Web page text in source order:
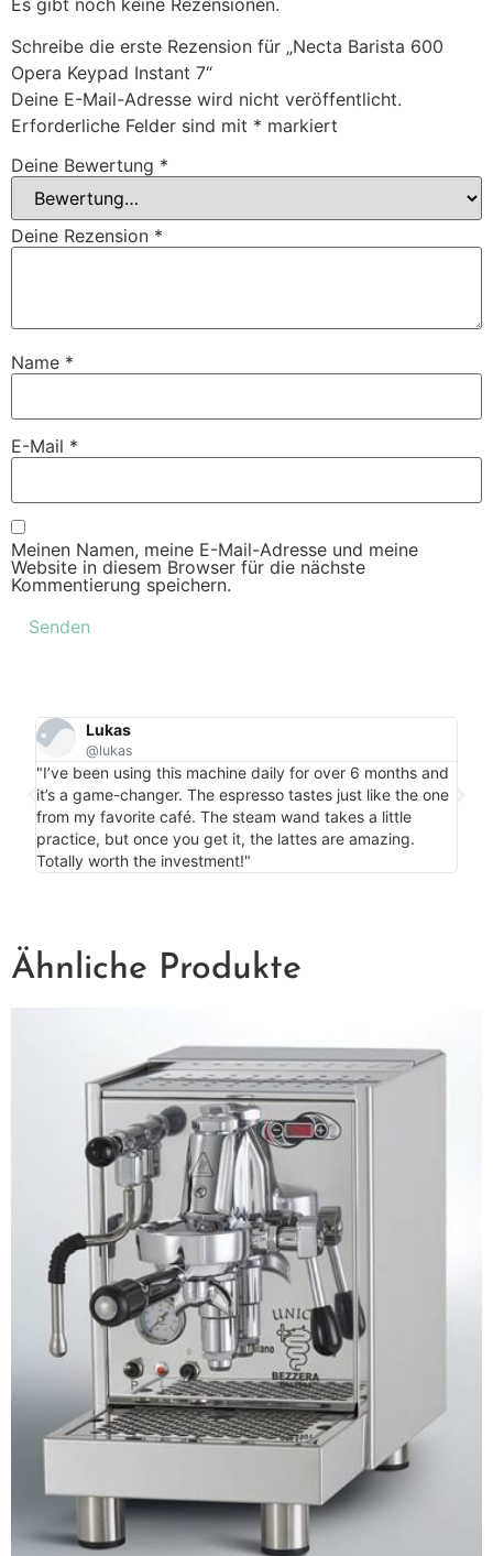
Schreibe die erste Rezension für „Necta Barista 600
Opera Keypad Instant 7“
Deine E-Mail-Adresse wird nicht veröffentlicht.
Erforderliche Felder sind mit * markiert
Deine Bewertung *
Deine Rezension *
Name *
E-Mail *
Meinen Namen, meine E-Mail-Adresse und meine
Website in diesem Browser für die nächste
Kommentierung speichern.
Lukas
@lukas
"I’ve been using this machine daily for over 6 months and
it’s a game-changer. The espresso tastes just like the one
from my favorite café. The steam wand takes a little
practice, but once you get it, the lattes are amazing.
Totally worth the investment!"
Ähnliche Produkte